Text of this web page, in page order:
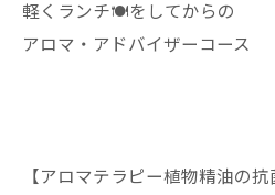
軽くランチ🍽️をしてからの
アロマ・アドバイザーコース
【アロマテラピー植物精油の抗